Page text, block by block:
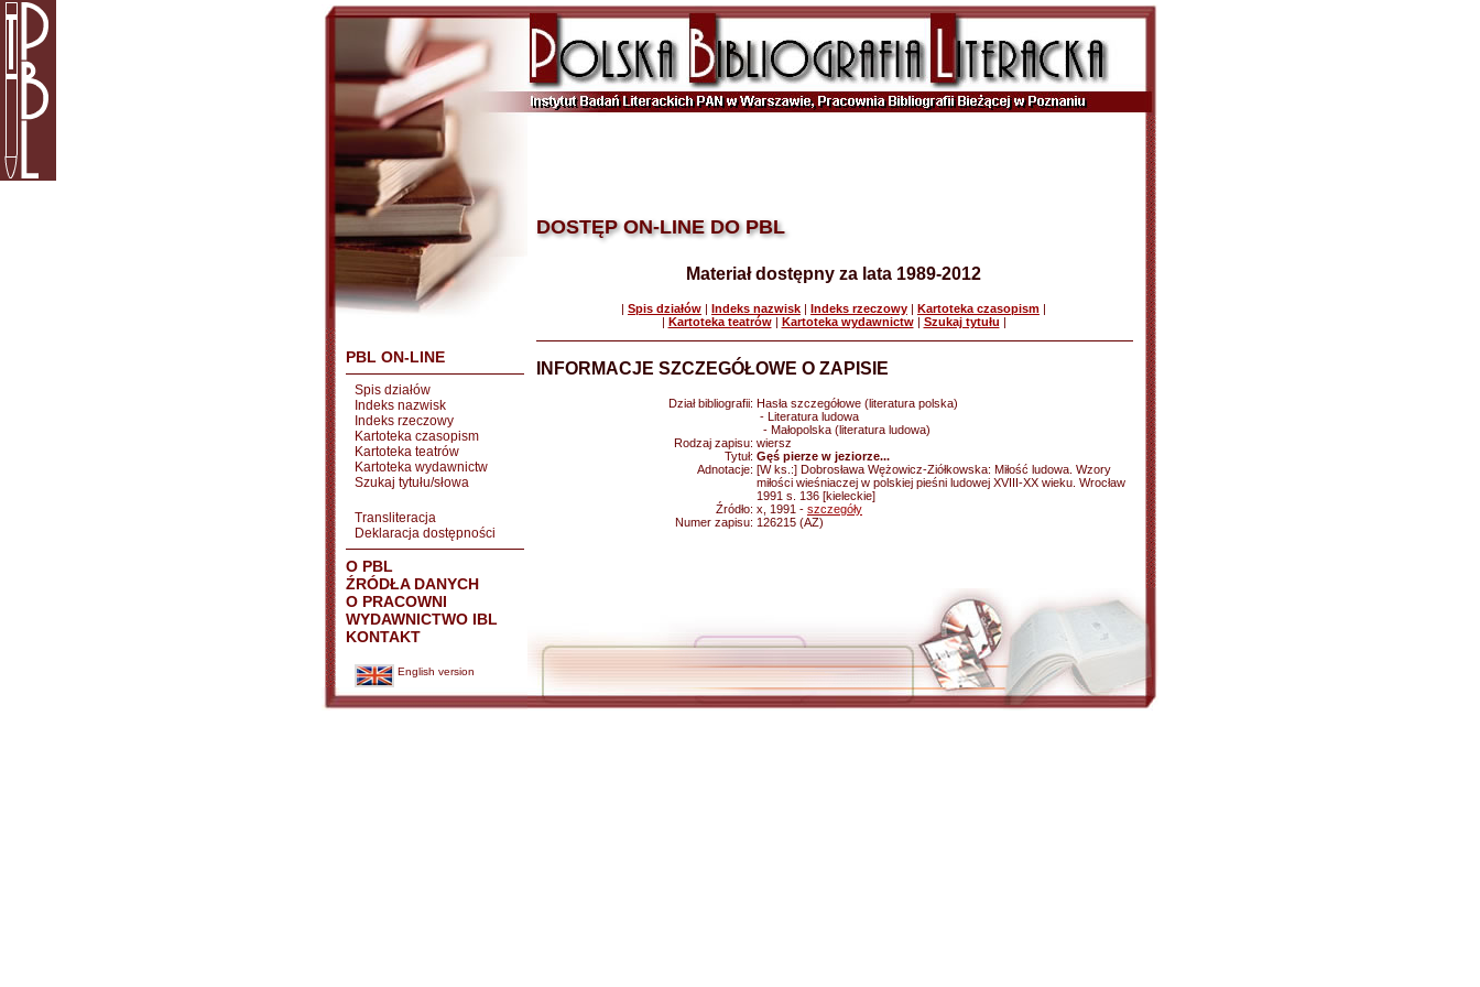
PBL ON-LINE
Spis działów
Indeks nazwisk
Indeks rzeczowy
Kartoteka czasopism
Kartoteka teatrów
Kartoteka wydawnictw
Szukaj tytułu/słowa
Transliteracja
Deklaracja dostępności
O PBL
ŹRÓDŁA DANYCH
O PRACOWNI
WYDAWNICTWO IBL
KONTAKT
English version
DOSTĘP ON-LINE DO PBL
Materiał dostępny za lata 1989-2012
| Spis działów | Indeks nazwisk | Indeks rzeczowy | Kartoteka czasopism |
| Kartoteka teatrów| Kartoteka wydawnictw| Szukaj tytułu |
INFORMACJE SZCZEGÓŁOWE O ZAPISIE
Dział bibliografii: Hasła szczegółowe (literatura polska)
- Literatura ludowa
- Małopolska (literatura ludowa)
Rodzaj zapisu: wiersz
Tytuł: Gęś pierze w jeziorze...
Adnotacje: [W ks.:] Dobrosława Wężowicz-Ziółkowska: Miłość ludowa. Wzory
miłości wieśniaczej w polskiej pieśni ludowej XVIII-XX wieku. Wrocław
1991 s. 136 [kieleckie]
Źródło: x, 1991 - szczegóły
Numer zapisu: 126215 (AZ)